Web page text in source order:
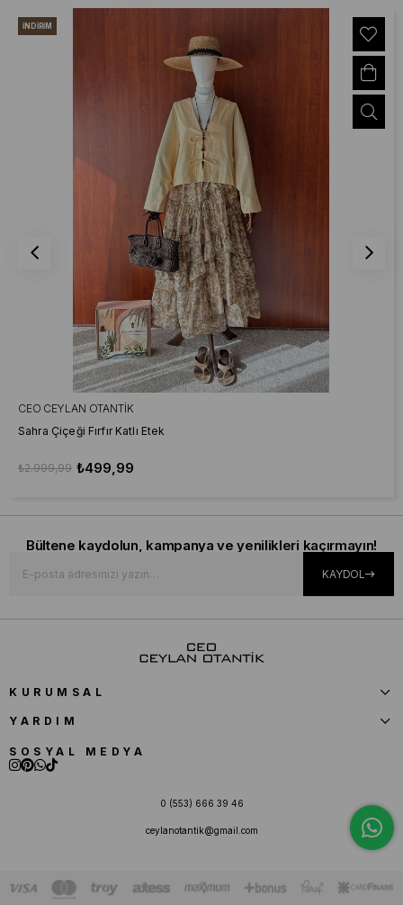
CEO CEYLAN OTANTIK
Sahra Çiçeği Fırfır Katlı Etek
₺499,99
₺2.999,99
İNDIRIM
Bültene kaydolun, kampanya ve yenilikleri kaçırmayın!
KAYDOL
KURUMSAL
YARDIM
SOSYAL MEDYA
0 (553) 666 39 46
ceylanotantik@gmail.com